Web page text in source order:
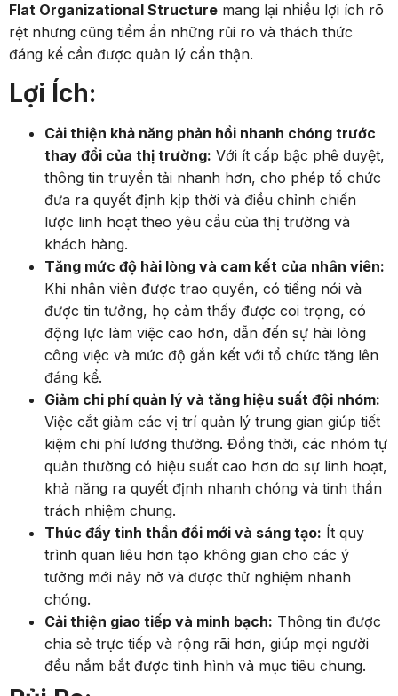
Flat Organizational Structure mang lại nhiều lợi ích rõ
rệt nhưng cũng tiềm ẩn những rủi ro và thách thức
đáng kể cần được quản lý cẩn thận.
Lợi Ích:
Cải thiện khả năng phản hồi nhanh chóng trước
thay đổi của thị trường: Với ít cấp bậc phê duyệt,
thông tin truyền tải nhanh hơn, cho phép tổ chức
đưa ra quyết định kịp thời và điều chỉnh chiến
lược linh hoạt theo yêu cầu của thị trường và
khách hàng.
Tăng mức độ hài lòng và cam kết của nhân viên:
Khi nhân viên được trao quyền, có tiếng nói và
được tin tưởng, họ cảm thấy được coi trọng, có
động lực làm việc cao hơn, dẫn đến sự hài lòng
công việc và mức độ gắn kết với tổ chức tăng lên
đáng kể.
Giảm chi phí quản lý và tăng hiệu suất đội nhóm:
Việc cắt giảm các vị trí quản lý trung gian giúp tiết
kiệm chi phí lương thưởng. Đồng thời, các nhóm tự
quản thường có hiệu suất cao hơn do sự linh hoạt,
khả năng ra quyết định nhanh chóng và tinh thần
trách nhiệm chung.
Thúc đẩy tinh thần đổi mới và sáng tạo: Ít quy
trình quan liêu hơn tạo không gian cho các ý
tưởng mới nảy nở và được thử nghiệm nhanh
chóng.
Cải thiện giao tiếp và minh bạch: Thông tin được
chia sẻ trực tiếp và rộng rãi hơn, giúp mọi người
đều nắm bắt được tình hình và mục tiêu chung.